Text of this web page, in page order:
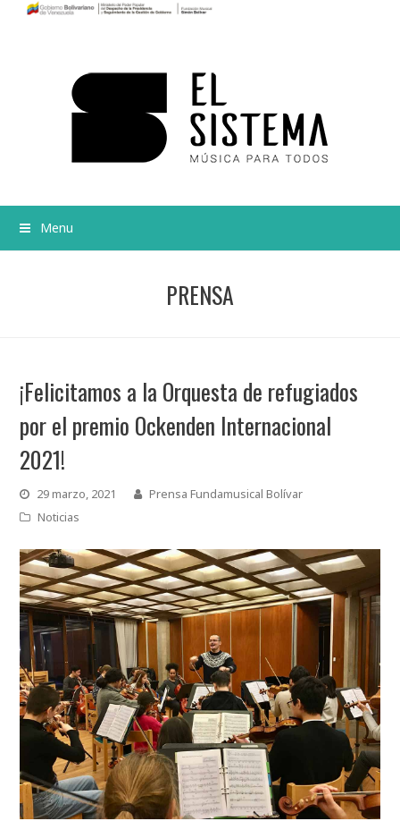
Menu
PRENSA
¡Felicitamos a la Orquesta de refugiados
por el premio Ockenden Internacional
2021!
29 marzo, 2021
Prensa Fundamusical Bolívar
Noticias